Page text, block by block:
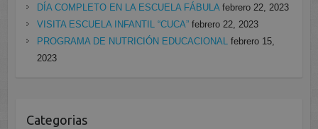
DÍA COMPLETO EN LA ESCUELA FÁBULA febrero 22, 2023
VISITA ESCUELA INFANTIL “CUCA” febrero 22, 2023
PROGRAMA DE NUTRICIÓN EDUCACIONAL febrero 15,
2023
Categorias